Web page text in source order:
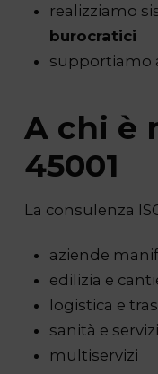
realizziamo
burocratici
supportiamo
A chi è
45001
La consulenza
aziende
edilizia e
logistica e
sanità e servizi
multiservizi